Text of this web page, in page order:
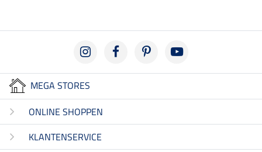
MEGA STORES
ONLINE SHOPPEN
KLANTENSERVICE